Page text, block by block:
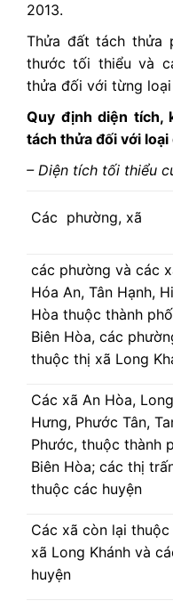
2013.
Thửa đất tách thửa
thước tối thiểu và
thửa đối với từng
Quy định diện tích,
tách thửa đối với loại
– Diện tích tối thiểu
Các phường, xã
các phường và các
Hóa An, Tân Hạnh,
Hòa thuộc thành phố
Biên Hòa, các
thuộc thị xã Long
Các xã An Hòa, Long
Hưng, Phước Tân,
Phước, thuộc thành
Biên Hòa; các thị
thuộc các huyện
Các xã còn lại thuộc
xã Long Khánh và
huyện